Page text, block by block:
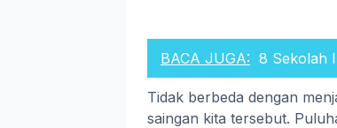
BACA JUGA: 8 Sekolah
Tidak berbeda dengan
saingan kita tersebut.